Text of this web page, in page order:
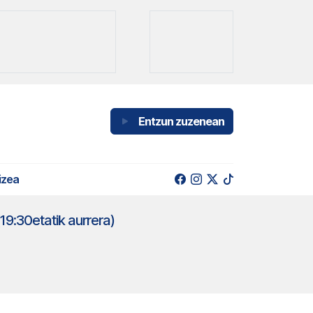
Entzun zuzenean
aurrera)